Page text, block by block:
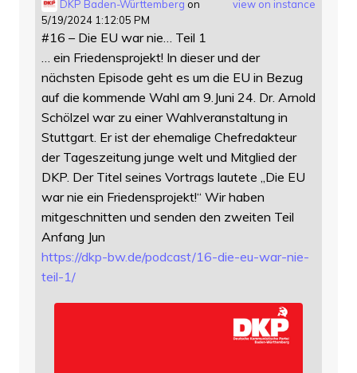
view on instance
DKP Baden-Württemberg on
5/19/2024 1:12:05 PM
#16 – Die EU war nie… Teil 1
… ein Friedensprojekt! In dieser und der
nächsten Episode geht es um die EU in Bezug
auf die kommende Wahl am 9.Juni 24. Dr. Arnold
Schölzel war zu einer Wahlveranstaltung in
Stuttgart. Er ist der ehemalige Chefredakteur
der Tageszeitung junge welt und Mitglied der
DKP. Der Titel seines Vortrags lautete „Die EU
war nie ein Friedensprojekt!“ Wir haben
mitgeschnitten und senden den zweiten Teil
Anfang Jun
https://dkp-bw.de/podcast/16-die-eu-war-nie-
teil-1/